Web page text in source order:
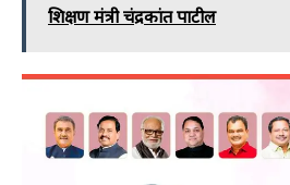
शिक्षण मंत्री चंद्रकांत पाटील